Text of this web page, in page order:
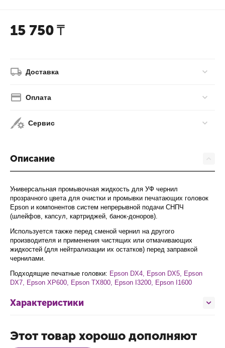
15 750₸
Доставка
Оплата
Сервис
Описание
Универсальная промывочная жидкость для УФ чернил
прозрачного цвета для очистки и промывки печатающих головок
Epson и компонентов систем непрерывной подачи СНПЧ
(шлейфов, капсул, картриджей, банок-доноров).
Используется также перед сменой чернил на другого
производителя и применения чистящих или отмачивающих
жидкостей (для нейтрализации их остатков) перед заправкой
чернилами.
Подходящие печатные головки: Epson DX4, Epson DX5, Epson
DX7, Epson XP600, Epson TX800, Epson I3200, Epson I1600
Характеристики
Этот товар хорошо дополняют
В наличии В наличии Ожидается